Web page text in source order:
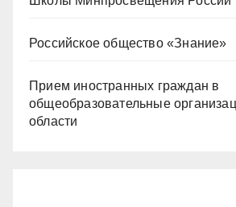
Российское общество «Знание»
Прием иностранных граждан в
общеобразовательные
области